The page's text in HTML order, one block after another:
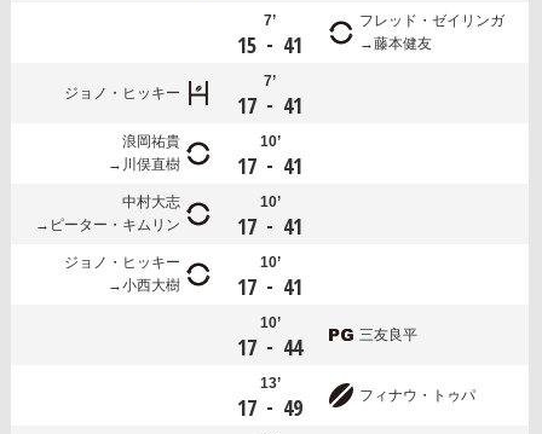
7’
15 - 41
フレッド・ゼイリンガ
藤本健友
ジョノ・ヒッキー
7’
17 - 41
浪岡祐貴
川俣直樹
10’
17 - 41
中村大志
ピーター・キムリン
10’
17 - 41
ジョノ・ヒッキー
小西大樹
10’
17 - 41
10’
17 - 44 三友良平
13’
17 - 49 フィナウ・トゥパ